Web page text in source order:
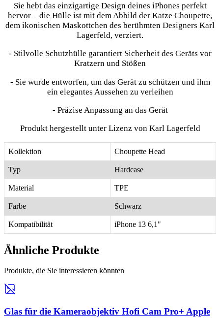
Sie hebt das einzigartige Design deines iPhones perfekt
hervor – die Hülle ist mit dem Abbild der Katze Choupette,
dem ikonischen Maskottchen des berühmten Designers Karl
Lagerfeld, verziert.
- Stilvolle Schutzhülle garantiert Sicherheit des Geräts vor
Kratzern und Stößen
- Sie wurde entworfen, um das Gerät zu schützen und ihm
ein elegantes Aussehen zu verleihen
- Präzise Anpassung an das Gerät
Produkt hergestellt unter Lizenz von Karl Lagerfeld
Kollektion Choupette Head
Typ Hardcase
Material TPE
Farbe Schwarz
Kompatibilität iPhone 13 6,1"
Ähnliche Produkte
Produkte, die Sie interessieren könnten
Glas für die Kameraobjektiv Hofi Cam Pro+ Apple